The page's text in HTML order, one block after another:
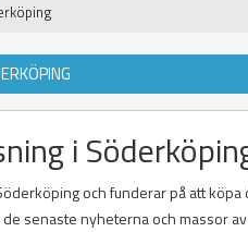
i
och funderar på att
senaste nyheterna och massor